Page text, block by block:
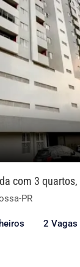
com 3 quartos,
PR
2 Vagas